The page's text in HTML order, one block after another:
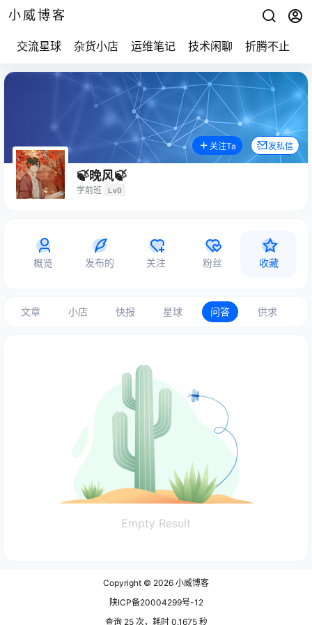
小威博客
交流星球 杂货小店 运维笔记 技术闲聊 折腾不止
🍃晚风🍃
学前班 Lv0
关注Ta 发私信
概览 发布的 关注 粉丝 收藏
文章 小店 快报 星球 问答 供求
Empty Result
Copyright © 2026 小威博客
陕ICP备20004299号-12
查询 25 次，耗时 0.1675 秒